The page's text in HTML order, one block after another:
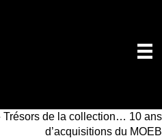
Trésors de la collection… 10 ans
d’acquisitions du MOEB